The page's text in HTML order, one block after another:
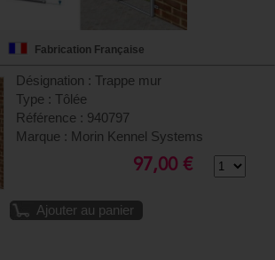
Fabrication Française
Désignation : Trappe mur
Type : Tôlée
Référence : 940797
Marque : Morin Kennel Systems
97,00 €
Ajouter au panier